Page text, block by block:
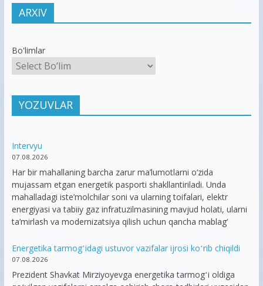
ARXIV
Bo'limlar
YOZUVLAR
Intervyu
07.08.2026
Har bir mahallaning barcha zarur ma’lumotlarni o‘zida
mujassam etgan energetik pasporti shakllantiriladi. Unda
mahalladagi iste’molchilar soni va ularning toifalari, elektr
energiyasi va tabiiy gaz infratuzilmasining mavjud holati, ularni
ta’mirlash va modernizatsiya qilish uchun qancha mablag‘
Energetika tarmogʻidagi ustuvor vazifalar ijrosi koʻrib chiqildi
07.08.2026
Prezident Shavkat Mirziyoyevga energetika tarmogʻi oldiga